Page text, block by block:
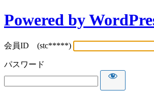
Powered by
会員ID (stc*****)
パスワード